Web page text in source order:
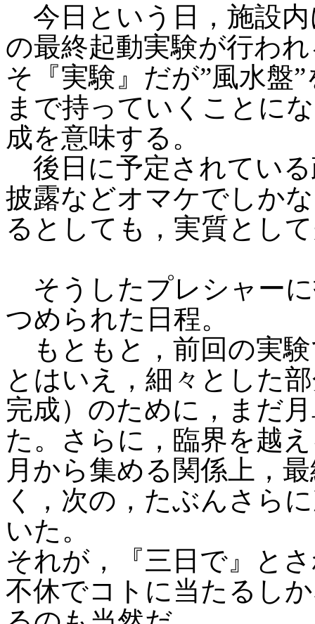
今日という日，施設
の最終起動実験が行わ
そ『実験』だが”風水盤
まで持っていくことに
成を意味する。
後日に予定されてい
披露などオマケでしか
るとしても，実質とし
そうしたプレシャー
つめられた日程。
もともと，前回の実
とはいえ，細々とした
完成）のために，まだ
た。さらに，臨界を越
月から集める関係上，
く，次の，たぶんさら
いた。
それが，『三日で』と
不休でコトに当たるし